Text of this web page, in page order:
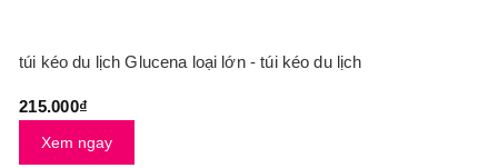
túi kéo du lịch Glucena loại lớn - túi kéo du lịch
215.000₫
Xem ngay